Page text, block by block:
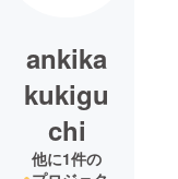
ankika
kukigu
chi
他に1件の